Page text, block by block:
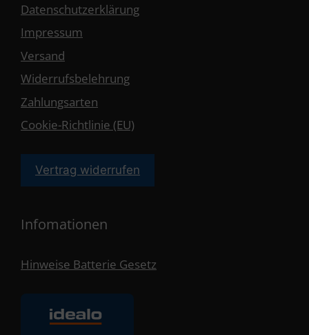
Datenschutzerklärung
Impressum
Versand
Widerrufsbelehrung
Zahlungsarten
Cookie-Richtlinie (EU)
Vertrag widerrufen
Infomationen
Hinweise Batterie Gesetz